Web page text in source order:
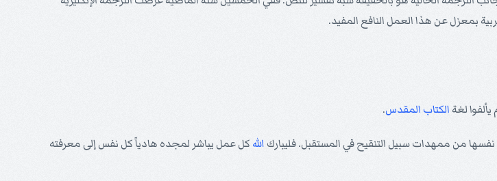
بمعزل عن هذا العمل النافع المفيد.
لغة الكتاب المقدس.
من ممهدات سبيل التنقيح في المستقبل. فليبارك الله كل عمل يباشر لمجده هادياً كل نفس إلى معرفته